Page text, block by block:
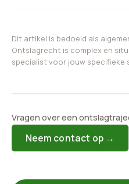
Dit artikel is bedoeld als
Ontslagrecht is complex en
specialist voor jouw specifieke
Vragen over een
Neem contact op →